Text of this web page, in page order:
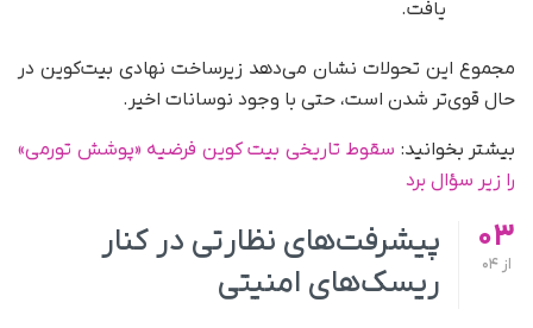
یافت.
مجموع این تحولات نشان می‌دهد زیرساخت نهادی بیت‌کوین در
حال قوی‌تر شدن است، حتی با وجود نوسانات اخیر.
بیشتر بخوانید: سقوط تاریخی بیت کوین فرضیه «پوشش تورمی»
را زیر سؤال برد
03
از 04
پیشرفت‌های نظارتی در کنار
ریسک‌های امنیتی